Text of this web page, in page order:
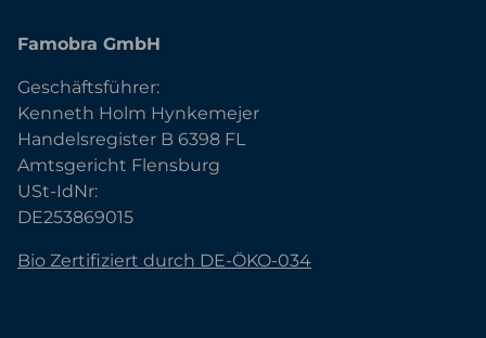
Famobra GmbH
Geschäftsführer:
Kenneth Holm Hynkemejer
Handelsregister B 6398 FL
Amtsgericht Flensburg
USt-IdNr:
DE253869015
Bio Zertifiziert durch DE-ÖKO-034